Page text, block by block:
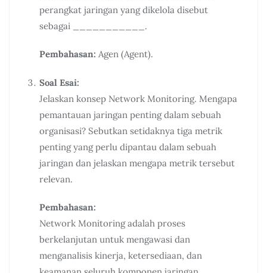
perangkat jaringan yang dikelola disebut
sebagai ___________.
Pembahasan: Agen (Agent).
Soal Esai:
Jelaskan konsep Network Monitoring. Mengapa
pemantauan jaringan penting dalam sebuah
organisasi? Sebutkan setidaknya tiga metrik
penting yang perlu dipantau dalam sebuah
jaringan dan jelaskan mengapa metrik tersebut
relevan.
Pembahasan:
Network Monitoring adalah proses
berkelanjutan untuk mengawasi dan
menganalisis kinerja, ketersediaan, dan